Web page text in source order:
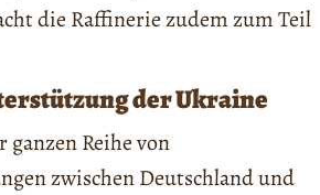
die Raffinerie zudem zum Teil
der Ukraine
Reihe von
zwischen Deutschland und